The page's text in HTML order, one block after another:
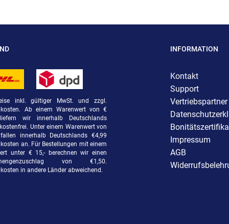
inkl. gültiger MwSt. und zzgl.
Ab einem Warenwert von €
wir innerhalb Deutschlands
Unter einem Warenwert von
innerhalb Deutschlands €4,99
an. Für Bestellungen mit einem
unter € 15,- berechnen wir einen
von €1,50.
in andere Länder abweichend.
INFORMATION
Kontakt
Support
Vertriebspartner
Impressum
AGB